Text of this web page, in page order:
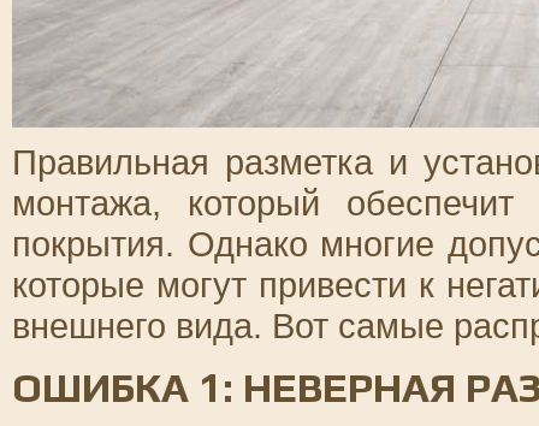
Правильная разметка и
монтажа, который
покрытия. Однако многие
которые могут привести к
внешнего вида. Вот самые
ОШИБКА 1: НЕВЕРНАЯ